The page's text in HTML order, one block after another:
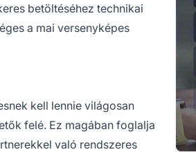
betöltéséhez technikai
a mai versenyképes
kell lennie világosan
felé. Ez magában foglalja
való rendszeres